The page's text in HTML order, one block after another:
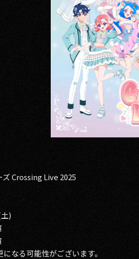
Crossing Live 2025
)
なる可能性がございます。